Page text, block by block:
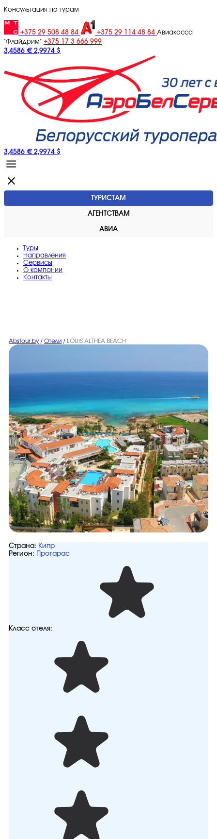
Консультация по турам
+375 29 508 48 84 +375 29 114 48 84 Авиакасса
"Флайдрим" +375 17 3 666 999
3,4586 € 2,9974 $
3,4586 € 2,9974 $
ТУРИСТАМ
АГЕНТСТВАМ
АВИА
Туры
Направления
Сервисы
O компании
Контакты
Abstour.by / Отели / LOUIS ALTHEA BEACH
Страна: Кипр
Регион:
Протарас
Класс отеля: